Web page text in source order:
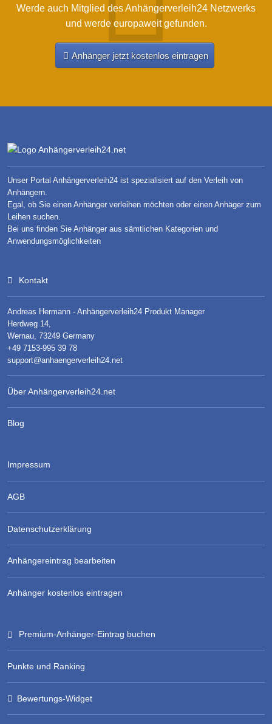
Werde auch Mitglied des Anhängerverleih24 Netzwerks
und werde europaweit gefunden.
Anhänger jetzt kostenlos eintragen
Unser Portal Anhängerverleih24 ist spezialisiert auf den Verleih von
Anhängern.
Egal, ob Sie einen Anhänger verleihen möchten oder einen Anhäger zum
Leihen suchen.
Bei uns finden Sie Anhänger aus sämtlichen Kategorien und
Anwendungsmöglichkeiten
Kontakt
Andreas Hermann - Anhängerverleih24 Produkt Manager
Herdweg 14,
Wernau, 73249 Germany
+49 7153-995 39 78
support@anhaengerverleih24.net
Über Anhängerverleih24.net
Blog
Impressum
AGB
Datenschutzerklärung
Anhängereintrag bearbeiten
Anhänger kostenlos eintragen
Premium-Anhänger-Eintrag buchen
Punkte und Ranking
Bewertungs-Widget